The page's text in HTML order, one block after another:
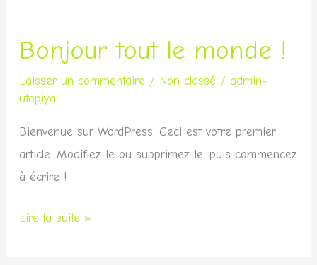
Bonjour tout le monde !
Laisser un commentaire / Non classé/ admin-
utopiya
Bienvenue sur WordPress. Ceci est votre premier
article. Modifiez-le ou supprimez-le, puis commencez
à écrire !
Bonjour
Lire la suite »